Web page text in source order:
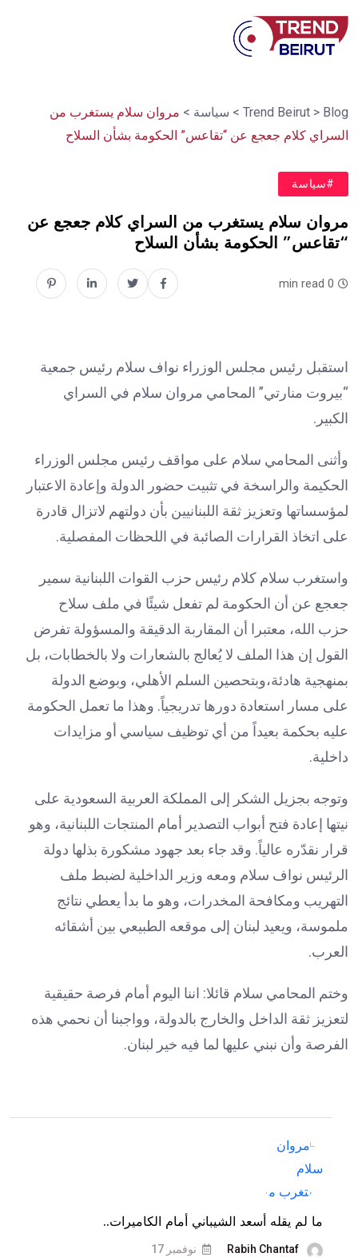
Trend Beirut > Blog
> سياسة > مروان سلام يستغرب من
السراي كلام جعجع عن “تقاعس” الحكومة بشأن السلاح
#سياسة
مروان سلام يستغرب من السراي كلام جعجع عن
“تقاعس” الحكومة بشأن السلاح
0 min read
استقبل رئيس مجلس الوزراء نواف سلام رئيس جمعية
“بيروت منارتي” المحامي مروان سلام في السراي
الكبير.
وأثنى المحامي سلام على مواقف رئيس مجلس الوزراء
الحكيمة والراسخة في تثبيت حضور الدولة وإعادة الاعتبار
لمؤسساتها وتعزيز ثقة اللبنانيين بأن دولتهم لاتزال قادرة
على اتخاذ القرارات الصائبة في اللحظات المفصلية.
واستغرب سلام كلام رئيس حزب القوات اللبنانية سمير
جعجع عن أن الحكومة لم تفعل شيئًا في ملف سلاح
حزب الله، معتبرا أن المقاربة الدقيقة والمسؤولة تفرض
القول إن هذا الملف لا يُعالج بالشعارات ولا بالخطابات، بل
بمنهجية هادئة،وبتحصين السلم الأهلي، وبوضع الدولة
على مسار استعادة دورها تدريجياً. وهذا ما تعمل الحكومة
عليه بحكمة بعيداً من أي توظيف سياسي أو مزايدات
داخلية.
وتوجه بجزيل الشكر إلى المملكة العربية السعودية على
نيتها إعادة فتح أبواب التصدير أمام المنتجات اللبنانية، وهو
قرار نقدّره عالياً. وقد جاء بعد جهود مشكورة بذلها دولة
الرئيس نواف سلام ومعه وزير الداخلية لضبط ملف
التهريب ومكافحة المخدرات، وهو ما بدأ يعطي نتائج
ملموسة، ويعيد لبنان إلى موقعه الطبيعي بين أشقائه
العرب.
وختم المحامي سلام قائلا: اننا اليوم أمام فرصة حقيقية
لتعزيز ثقة الداخل والخارج بالدولة، وواجبنا أن نحمي هذه
الفرصة وأن نبني عليها لما فيه خير لبنان.
ما لم يقله أسعد الشيباني أمام الكاميرات..
Rabih Chantaf نوفمبر 17